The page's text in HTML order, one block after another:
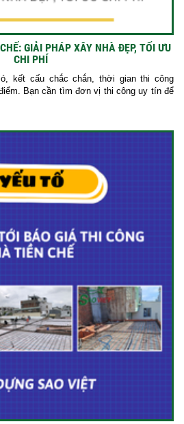
GIẢI PHÁP XÂY NHÀ ĐẸP, TỐI ƯU
CHI PHÍ
kết cấu chắc chắn, thời gian thi công
Bạn cần tìm đơn vị thi công uy tín để